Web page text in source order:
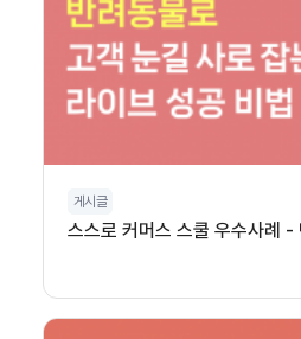
게시글
스스로 커머스 스쿨 우수사례 -